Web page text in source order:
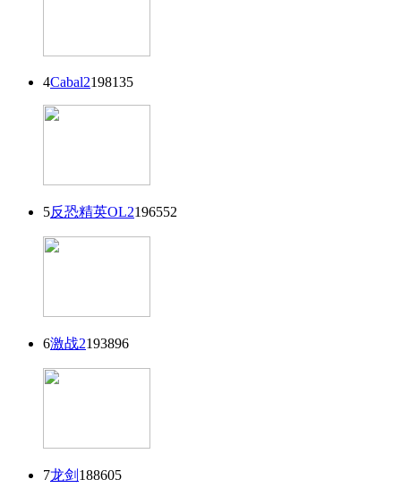
4Cabal2198135
5反恐精英OL2196552
6激战2193896
7龙剑 188605